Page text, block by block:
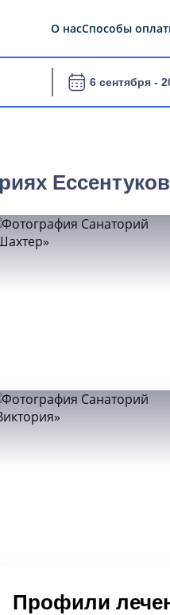
О насСпособы
6 сентября -
Профили